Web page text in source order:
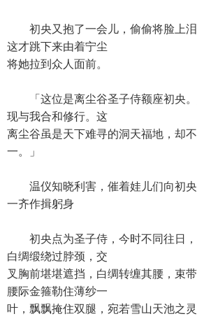
初央又抱了一会儿，偷偷将脸上泪
这才跳下来由着宁尘
将她拉到众人面前。
「这位是离尘谷圣子侍额座初央。
现与我合和修行。这
离尘谷虽是天下难寻的洞天福地，却
一。」
温仪知晓利害，催着娃儿们向初央
一齐作揖躬身
初央点为圣子侍，今时不同往日，
白绸缎绕过脖颈，交
叉胸前堪堪遮挡，白绸转缠其腰，束
腰际金箍勒住薄纱一
叶，飘飘掩住双腿，宛若雪山天池之灵